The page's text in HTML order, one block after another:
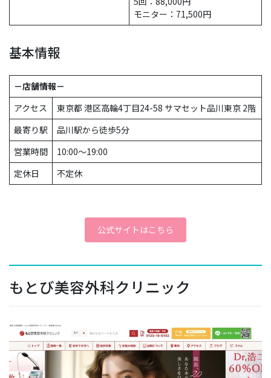
モニター：71,500円
基本情報
－店舗情報－
アクセス
東京都 港区高輪4丁目24-58 サマセット品川東京 2階
最寄り駅
品川駅から徒歩5分
営業時間
10:00〜19:00
定休日
不定休
公式サイトはこちら
もとび美容外科クリニック